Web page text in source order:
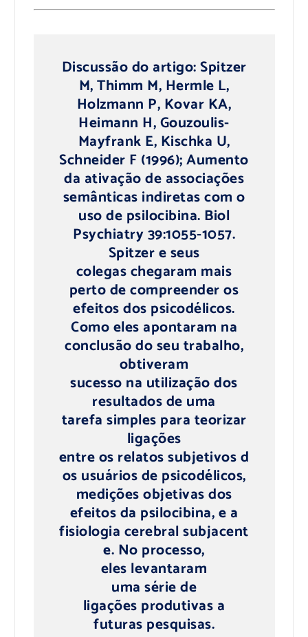
Discussão do artigo: Spitzer
M, Thimm M, Hermle L,
Holzmann P, Kovar KA,
Heimann H, Gouzoulis-
Mayfrank E, Kischka U,
Schneider F (1996); Aumento
da ativação de associações
semânticas indiretas com o
uso de psilocibina. Biol
Psychiatry 39:1055-1057.
Spitzer e seus
colegas chegaram mais
perto de compreender os
efeitos dos psicodélicos.
Como eles apontaram na
conclusão do seu trabalho,
obtiveram
sucesso na utilização dos
resultados de uma
tarefa simples para teorizar
ligações
entre os relatos subjetivos d
os usuários de psicodélicos,
medições objetivas dos
efeitos da psilocibina, e a
fisiologia cerebral subjacent
e. No processo,
eles levantaram
uma série de
ligações produtivas a
futuras pesquisas.